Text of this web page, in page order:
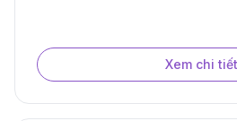
Xem chi tiết